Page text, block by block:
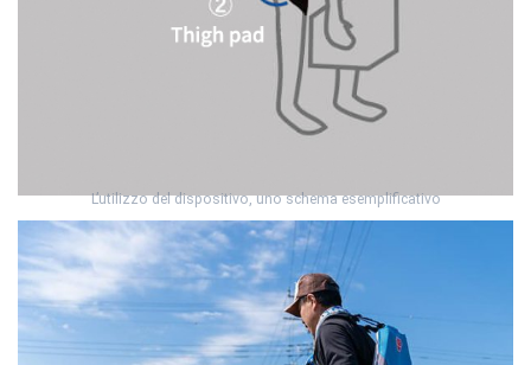
L’utilizzo del dispositivo, uno schema esemplificativo